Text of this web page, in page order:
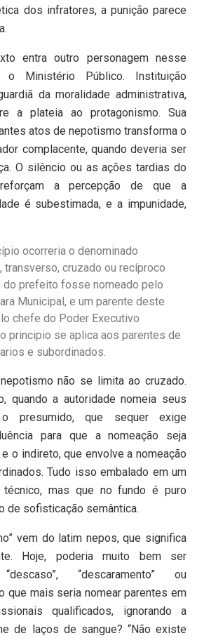
dos infratores, a punição parece
entra outro personagem nesse
Ministério Público. Instituição
da moralidade administrativa,
a plateia ao protagonismo. Sua
atos de nepotismo transforma o
complacente, quando deveria ser
O silêncio ou as ações tardias do
a percepção de que a
é subestimada, e a impunidade,
ocorreria o denominado
cruzado ou recíproco
do prefeito fosse nomeado pelo
Municipal, e um parente deste
chefe do Poder Executivo
principio se aplica aos parentes de
e subordinados.
não se limita ao cruzado.
quando a autoridade nomeia seus
presumido, que sequer exige
para que a nomeação seja
o indireto, que envolve a nomeação
Tudo isso embalado em um
técnico, mas que no fundo é puro
de sofisticação semântica.
vem do latim nepos, que significa
Hoje, poderia muito bem ser
“descaramento” ou
que mais seria nomear parentes em
qualificados, ignorando a
de laços de sangue? “Não existe